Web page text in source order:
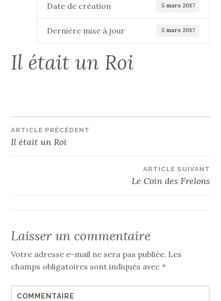
Date de création 5 mars 2017
Dernière mise à jour 5 mars 2017
Il était un Roi
Navigation
ARTICLE PRÉCÉDENT
Il était un Roi
ARTICLE SUIVANT
Le Coin des Frelons
Laisser un commentaire
Votre adresse e-mail ne sera pas publiée. Les
champs obligatoires sont indiqués avec*
COMMENTAIRE